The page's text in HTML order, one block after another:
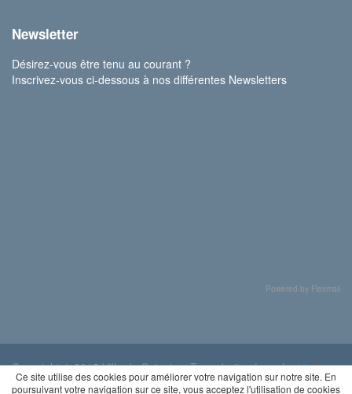
Newsletter
Désirez-vous être tenu au courant ?
Inscrivez-vous ci-dessous à nos différentes Newsletters
Powered by Flexmail
Copyright © 2015 Ville de Soignies. Tous droits réservés.Vie
privée
Ce site utilise des cookies pour améliorer votre navigation sur notre site. En
poursuivant votre navigation sur ce site, vous acceptez l'utilisation de cookies